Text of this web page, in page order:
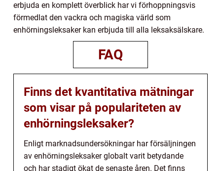
erbjuda en komplett överblick har vi förhoppningsvis
förmedlat den vackra och magiska värld som
enhörningsleksaker kan erbjuda till alla leksaksälskare.
FAQ
Finns det kvantitativa mätningar
som visar på populariteten av
enhörningsleksaker?
Enligt marknadsundersökningar har försäljningen
av enhörningsleksaker globalt varit betydande
och har stadigt ökat de senaste åren. Det finns